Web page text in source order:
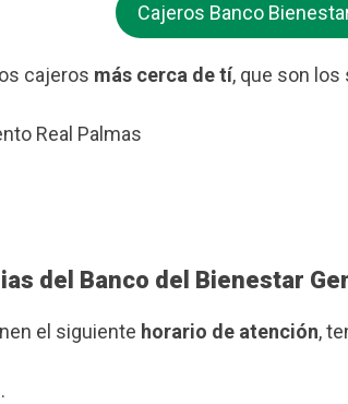
Cajeros Banco
cajeros más cerca de tí, que son los
Real Palmas
del Banco del Bienestar
el siguiente horario de atención,